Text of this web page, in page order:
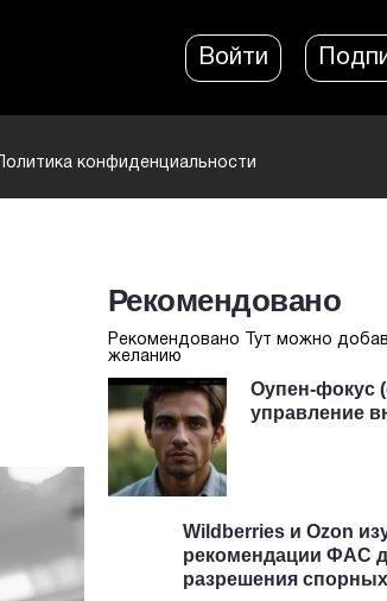
Войти
Политика конфиденциальности
Рекомендовано
Рекомендовано Тут можно
желанию
Оупен-фокус
управление
Wildberries и Ozon
рекомендации ФАС
разрешения